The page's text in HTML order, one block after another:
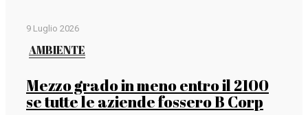
9 Luglio 2026
AMBIENTE
Mezzo grado in meno entro il 2100
se tutte le aziende fossero B Corp